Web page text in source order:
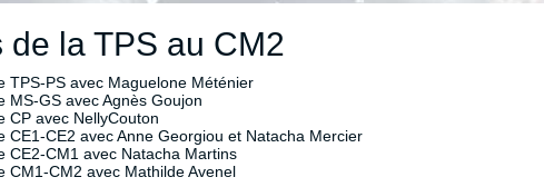
de la TPS au CM2
TPS-PS avec Maguelone Méténier
MS-GS avec Agnès Goujon
CP avec NellyCouton
CE1-CE2 avec Anne Georgiou et Natacha Mercier
CE2-CM1 avec Natacha Martins
CM1-CM2 avec Mathilde Avenel